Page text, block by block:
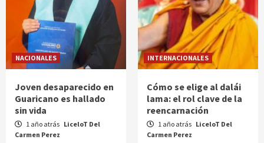
NACIONALES
Joven desaparecido en
Guaricano es hallado
sin vida
1 año atrás LiceloT Del
Carmen Perez
INTERNACIONALES
Cómo se elige al dalái
lama: el rol clave de la
reencarnación
1 año atrás LiceloT Del
Carmen Perez